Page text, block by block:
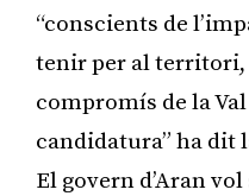
“conscients de
tenir per al
compromís de la
candidatura” ha dit
El govern d’Aran